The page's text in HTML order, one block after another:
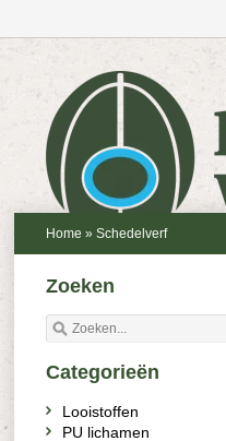
Home » Schedelverf
Zoeken
Categorieën
Looistoffen
PU lichamen